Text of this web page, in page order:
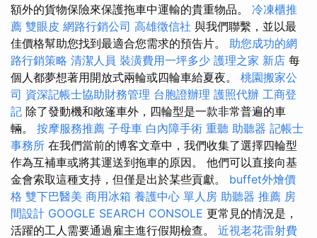
額外的貨物保險來保護拖車中運輸的貴重物品。 冷凍櫃推
薦 雙眼皮 網路行銷公司 高雄徵信社 與我們聯繫，並以最
佳價格幫助您找到最適合您需求的預告片。 助您成功的網
路行銷策略 清潔人員 裝潢費用一坪多少 護理之家 新店 每
個人都夢想著用開放式兩輪或四輪車給夏夜。 桃園搬家公
司 資深記帳士協助財務管理 台胞證辦理 護照代辦 工商登
記 除了發動機和敞篷車外，四輪型是一款非常普遍的車
輛。 按摩服務推薦 子母車 白內障手術 重聽 助聽器 記帳士
事務所 在我們當前的博客文章中，我們收集了選擇四輪型
作為互補車或將其運送到拖車的原因。 他們可以直接向基
金會索取這種支持，但僅是出於某些貢獻。 buffet外燴價
格 雙下巴醫美 商用冰箱 養護中心 單人房 助聽器 推薦 房
間設計 GOOGLE SEARCH CONSOLE 更常見的情況是，
活躍的工人需要通過雇主進行假期檢查。 近視老花雷射費